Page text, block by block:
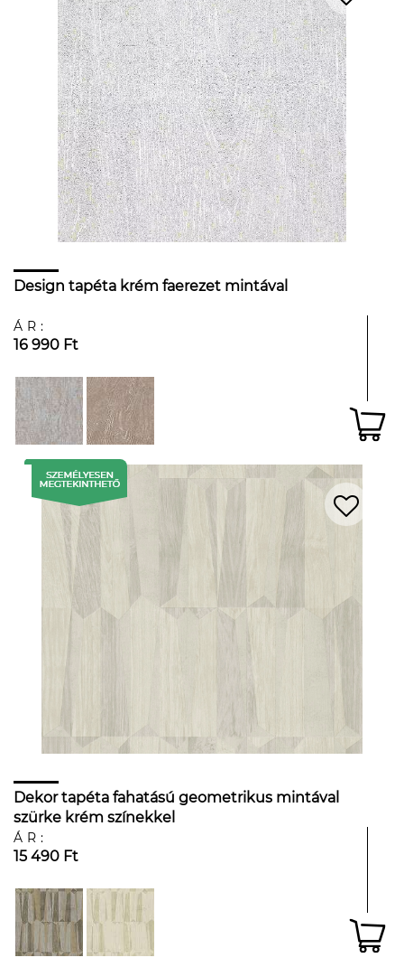
Design tapéta krém faerezet mintával
ÁR:
16 990 Ft
Dekor tapéta fahatású geometrikus mintával
szürke krém színekkel
ÁR:
15 490 Ft